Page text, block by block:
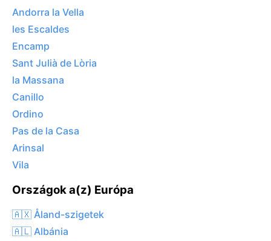
Andorra la Vella
les Escaldes
Encamp
Sant Julià de Lòria
la Massana
Canillo
Ordino
Pas de la Casa
Arinsal
Vila
Országok a(z) Európa
🇦🇽 Åland-szigetek
🇦🇱 Albánia